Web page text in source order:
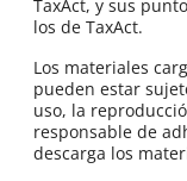
TaxAct, y sus
los de TaxAct.
Los materiales
pueden estar
uso, la
responsable de
descarga los